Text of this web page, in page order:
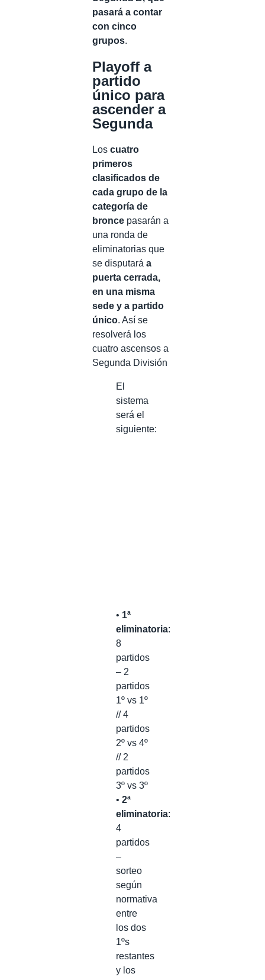
pasará a contar
con cinco
grupos.
Playoff a
partido
único para
ascender a
Segunda
Los cuatro
primeros
clasificados de
cada grupo de la
categoría de
bronce pasarán a
una ronda de
eliminatorias que
se disputará a
puerta cerrada,
en una misma
sede y a partido
único. Así se
resolverá los
cuatro ascensos a
Segunda División
El
sistema
será el
siguiente:
• 1ª
eliminatoria:
8
partidos
– 2
partidos
1º vs 1º
// 4
partidos
2º vs 4º
// 2
partidos
3º vs 3º
• 2ª
eliminatoria:
4
partidos
–
sorteo
según
normativa
entre
los dos
1ºs
restantes
y los